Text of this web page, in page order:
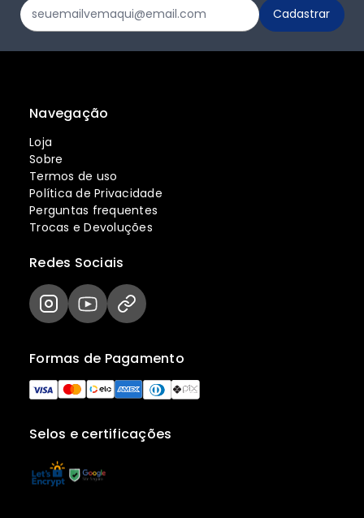
Navegação
Loja
Sobre
Termos de uso
Política de Privacidade
Perguntas frequentes
Trocas e Devoluções
Selos e certificações
Formas de Pagamento
Redes Sociais